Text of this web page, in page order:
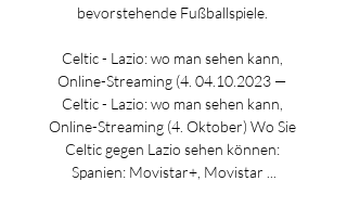
bevorstehende Fußballspiele.
Celtic - Lazio: wo man sehen kann,
Online-Streaming (4. 04.10.2023 —
Celtic - Lazio: wo man sehen kann,
Online-Streaming (4. Oktober) Wo Sie
Celtic gegen Lazio sehen können:
Spanien: Movistar+, Movistar ...